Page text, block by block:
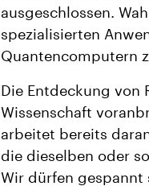
ausgeschlossen.
spezialisierten
Quantencomputern
Die Entdeckung von
Wissenschaft
arbeitet bereits
die dieselben oder
Wir dürfen gespannt